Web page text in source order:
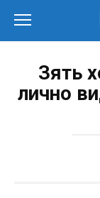
контенту
Зять
лично